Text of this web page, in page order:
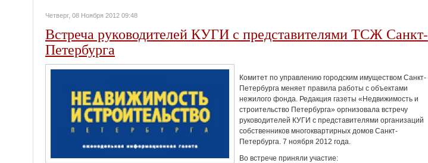
Четверг, 08 Ноября 2012 09:48
Встреча руководителей КУГИ с представителями ТСЖ Санкт-
Петербурга
Комитет по управлению городским имуществом Санкт-
Петербурга меняет правила работы с объектами
нежилого фонда. Редакция газеты «Недвижимость и
строительство Петербурга» оргнизовала встречу
руководителей КУГИ с представителями организаций
собственников многоквартирных домов Санкт-
Петербурга. 7 ноября 2012 года.
Во встрече приняли участие: